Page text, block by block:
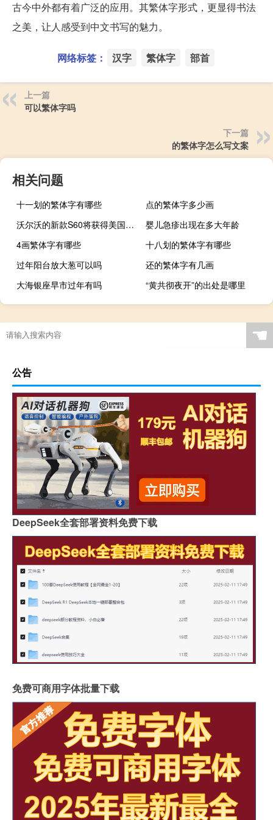
古今中外都有着广泛的应用。其繁体字形式，更显得书法
之美，让人感受到中文书写的魅力。
网络标签： 汉字 繁体字 部首
上一篇
可以繁体字吗
下一篇
的繁体字怎么写文案
相关问题
十一划的繁体字有哪些
点的繁体字多少画
沃尔沃的新款S60将获得美国制造的Polestar工程处理 它将提高到415马力494磅英尺
婴儿急疹出现在多大年龄
4画繁体字有哪些
十八划的繁体字有哪些
过年阳台放大葱可以吗
还的繁体字有几画
大海银座早市过年有吗
“黄共彻夜开”的出处是哪里
☚
公告
DeepSeek全套部署资料免费下载
免费可商用字体批量下载